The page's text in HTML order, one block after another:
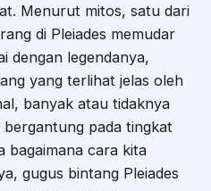
Menurut mitos, satu dari
di Pleiades memudar
dengan legendanya,
yang terlihat jelas oleh
banyak atau tidaknya
pada tingkat
bagaimana cara kita
gugus bintang Pleiades